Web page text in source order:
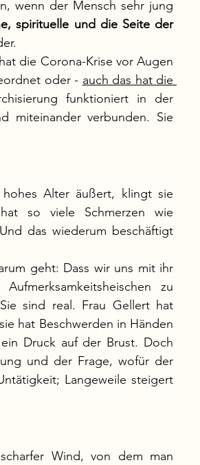
wenn der Mensch sehr jung
spirituelle und die Seite der
die Corona-Krise vor Augen
oder - auch das hat die
funktioniert in der
miteinander verbunden. Sie
Alter äußert, klingt sie
so viele Schmerzen wie
das wiederum beschäftigt
geht: Dass wir uns mit ihr
zu
sind real. Frau Gellert hat
hat Beschwerden in Händen
Druck auf der Brust. Doch
und der Frage, wofür der
Langeweile steigert
Wind, von dem man